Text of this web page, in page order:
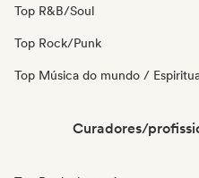
Top R&B/Soul
Top Rock/Punk
Top Música do mundo /
Curadores/